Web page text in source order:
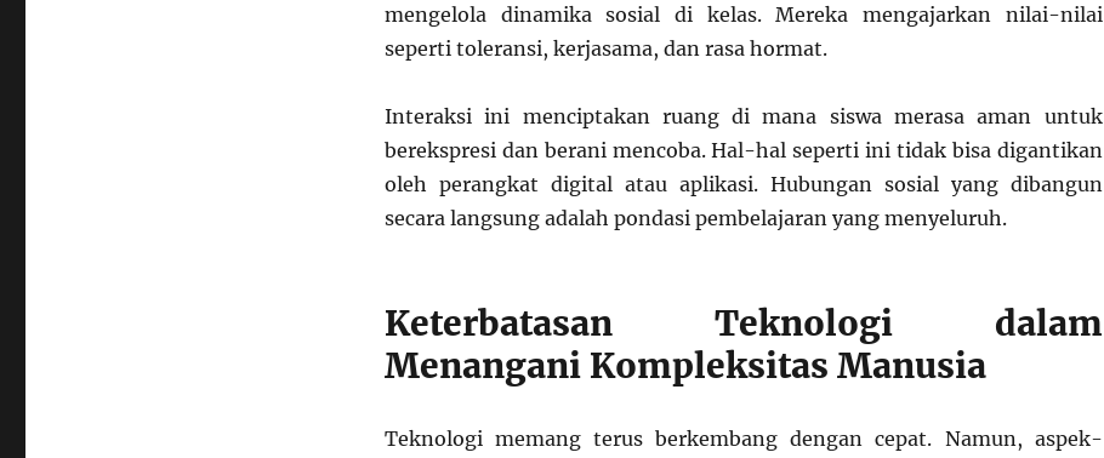
mengelola dinamika sosial di kelas. Mereka mengajarkan nilai-nilai
seperti toleransi, kerjasama, dan rasa hormat.
Interaksi ini menciptakan ruang di mana siswa merasa aman untuk
berekspresi dan berani mencoba. Hal-hal seperti ini tidak bisa digantikan
oleh perangkat digital atau aplikasi. Hubungan sosial yang dibangun
secara langsung adalah pondasi pembelajaran yang menyeluruh.
Keterbatasan Teknologi dalam
Menangani Kompleksitas Manusia
Teknologi memang terus berkembang dengan cepat. Namun, aspek-